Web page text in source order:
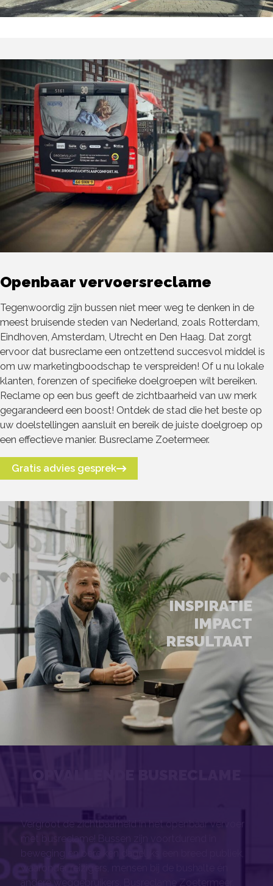
Openbaar vervoersreclame
Tegenwoordig zijn bussen niet meer weg te denken in de
meest bruisende steden van Nederland, zoals Rotterdam,
Eindhoven, Amsterdam, Utrecht en Den Haag. Dat zorgt
ervoor dat busreclame een ontzettend succesvol middel is
om uw marketingboodschap te verspreiden! Of u nu lokale
klanten, forenzen of specifieke doelgroepen wilt bereiken.
Reclame op een bus geeft de zichtbaarheid van uw merk
gegarandeerd een boost! Ontdek de stad die het beste op
uw doelstellingen aansluit en bereik de juiste doelgroep op
een effectieve manier. Busreclame Zoetermeer.
Gratis advies gesprek
INSPIRATIE
IMPACT
RESULTAAT
Vergroot de zichtbaarheid in het openbaar vervoer
met busreclame! Bussen zijn voortdurend in
beweging en bereiken dagelijks een breed publiek,
waaronder reizigers, mensen bij de bushalte én
andere weggebruikers. Busreclame Zoetermeer.